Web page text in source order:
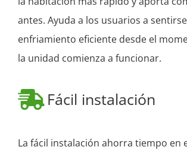
antes. Ayuda a los usuarios a
enfriamiento eficiente desde el
la unidad comienza a funcionar.
Fácil instalación
La fácil instalación ahorra tiempo en